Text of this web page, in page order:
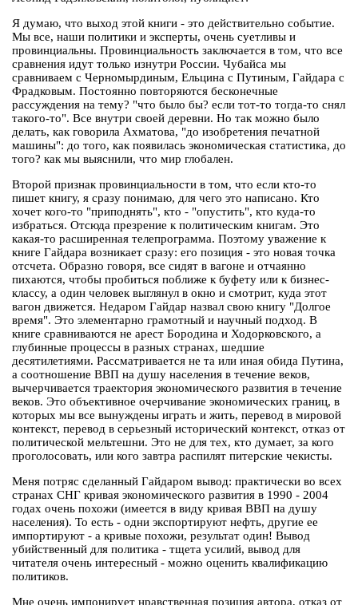
Я думаю, что выход этой книги - это действительно событие.
Мы все, наши политики и эксперты, очень суетливы и
провинциальны. Провинциальность заключается в том, что все
сравнения идут только изнутри России. Чубайса мы
сравниваем с Черномырдиным, Ельцина с Путиным, Гайдара с
Фрадковым. Постоянно повторяются бесконечные
рассуждения на тему? "что было бы? если тот-то тогда-то снял
такого-то". Все внутри своей деревни. Но так можно было
делать, как говорила Ахматова, "до изобретения печатной
машины": до того, как появилась экономическая статистика, до
того? как мы выяснили, что мир глобален.
Второй признак провинциальности в том, что если кто-то
пишет книгу, я сразу понимаю, для чего это написано. Кто
хочет кого-то "приподнять", кто - "опустить", кто куда-то
избраться. Отсюда презрение к политическим книгам. Это
какая-то расширенная телепрограмма. Поэтому уважение к
книге Гайдара возникает сразу: его позиция - это новая точка
отсчета. Образно говоря, все сидят в вагоне и отчаянно
пихаются, чтобы пробиться поближе к буфету или к бизнес-
классу, а один человек выглянул в окно и смотрит, куда этот
вагон движется. Недаром Гайдар назвал свою книгу "Долгое
время". Это элементарно грамотный и научный подход. В
книге сравниваются не арест Бородина и Ходорковского, а
глубинные процессы в разных странах, шедшие
десятилетиями. Рассматривается не та или иная обида Путина,
а соотношение ВВП на душу населения в течение веков,
вычерчивается траектория экономического развития в течение
веков. Это объективное очерчивание экономических границ, в
которых мы все вынуждены играть и жить, перевод в мировой
контекст, перевод в серьезный исторический контекст, отказ от
политической мельтешни. Это не для тех, кто думает, за кого
проголосовать, или кого завтра распилят питерские чекисты.
Меня потряс сделанный Гайдаром вывод: практически во всех
странах СНГ кривая экономического развития в 1990 - 2004
годах очень похожи (имеется в виду кривая ВВП на душу
населения). То есть - одни экспортируют нефть, другие ее
импортируют - а кривые похожи, результат один! Вывод
убийственный для политика - тщета усилий, вывод для
читателя очень интересный - можно оценить квалификацию
политиков.
Мне очень импонирует нравственная позиция автора, отказ от